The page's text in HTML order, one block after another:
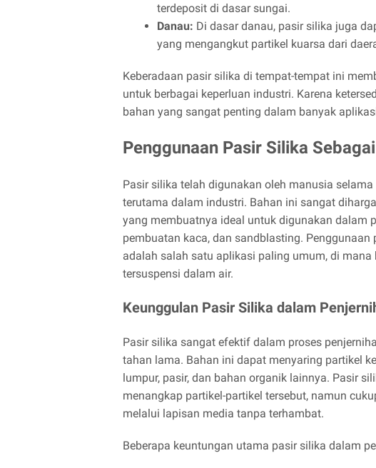
terdeposit di dasar sungai.
Danau: Di dasar danau, pasir silika juga
yang mengangkut partikel kuarsa dari
Keberadaan pasir silika di tempat-tempat ini
untuk berbagai keperluan industri. Karena
bahan yang sangat penting dalam banyak
Penggunaan Pasir Silika
Pasir silika telah digunakan oleh manusia
terutama dalam industri. Bahan ini sangat
yang membuatnya ideal untuk digunakan dalam
pembuatan kaca, dan sandblasting.
adalah salah satu aplikasi paling umum, di
tersuspensi dalam air.
Keunggulan Pasir Silika dalam
Pasir silika sangat efektif dalam proses
tahan lama. Bahan ini dapat menyaring partikel
lumpur, pasir, dan bahan organik lainnya. Pasir
menangkap partikel-partikel tersebut, namun
melalui lapisan media tanpa terhambat.
Beberapa keuntungan utama pasir silika dalam